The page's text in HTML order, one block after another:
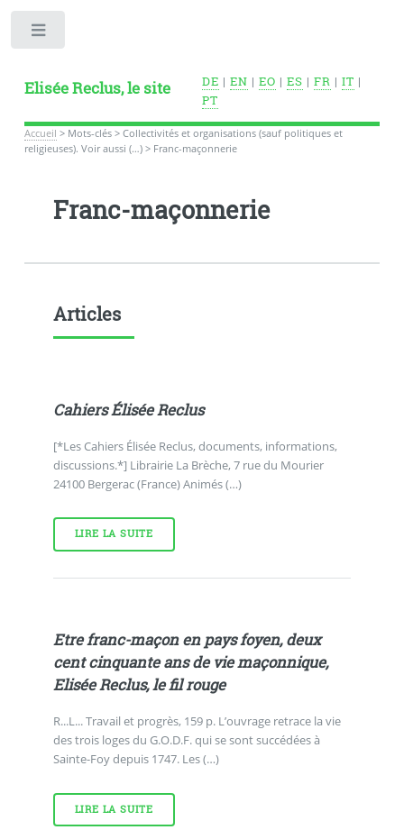
Elisée Reclus, le site DE | EN | EO | ES | FR | IT |
PT
Accueil > Mots-clés> Collectivités et organisations (sauf politiques et
religieuses). Voir aussi (…)> Franc-maçonnerie
Franc-maçonnerie
Articles
Cahiers Élisée Reclus
[*Les Cahiers Élisée Reclus, documents, informations,
discussions.*] Librairie La Brèche, 7 rue du Mourier
24100 Bergerac (France) Animés (…)
LIRE LA SUITE
Etre franc-maçon en pays foyen, deux
cent cinquante ans de vie maçonnique,
Elisée Reclus, le fil rouge
R...L... Travail et progrès, 159 p. L’ouvrage retrace la vie
des trois loges du G.O.D.F. qui se sont succédées à
Sainte-Foy depuis 1747. Les (…)
LIRE LA SUITE